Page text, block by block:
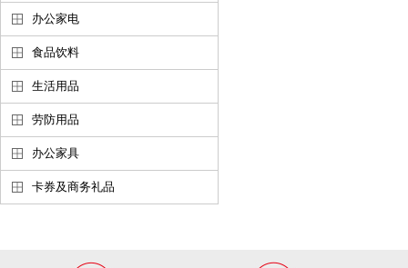
办公家电
食品饮料
生活用品
劳防用品
办公家具
卡券及商务礼品